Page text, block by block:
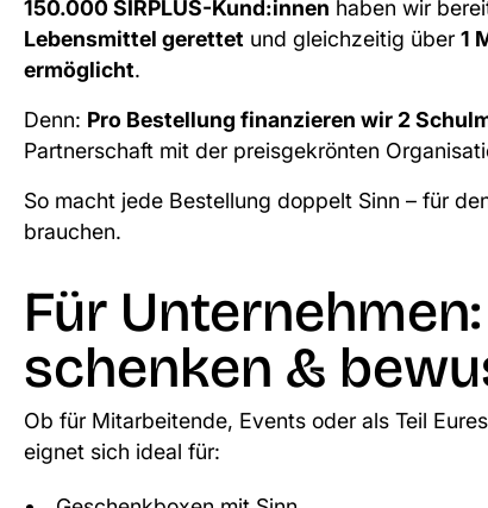
150.000 SIRPLUS-Kund:innen haben wir
Lebensmittel gerettetund gleichzeitig über 1
ermöglicht.
Denn: Pro Bestellung finanzieren wir 2
Partnerschaft mit der preisgekrönten
So macht jede Bestellung doppelt Sinn – für
brauchen.
Für
schenken &
Ob für Mitarbeitende, Events oder als Teil
eignet sich ideal für: